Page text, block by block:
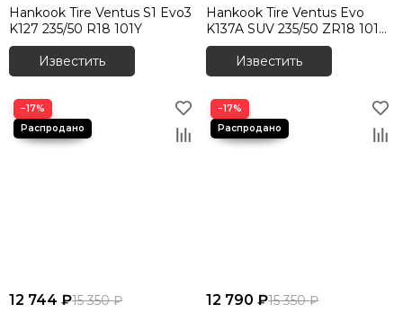
Hankook Tire Ventus S1 Evo3
K127 235/50 R18 101Y
Известить
Hankook Tire Ventus Evo
K137A SUV 235/50 ZR18 101Y
XL
Известить
−17%
12 744 ₽15 350 ₽
−17%
12 790 ₽15 350 ₽